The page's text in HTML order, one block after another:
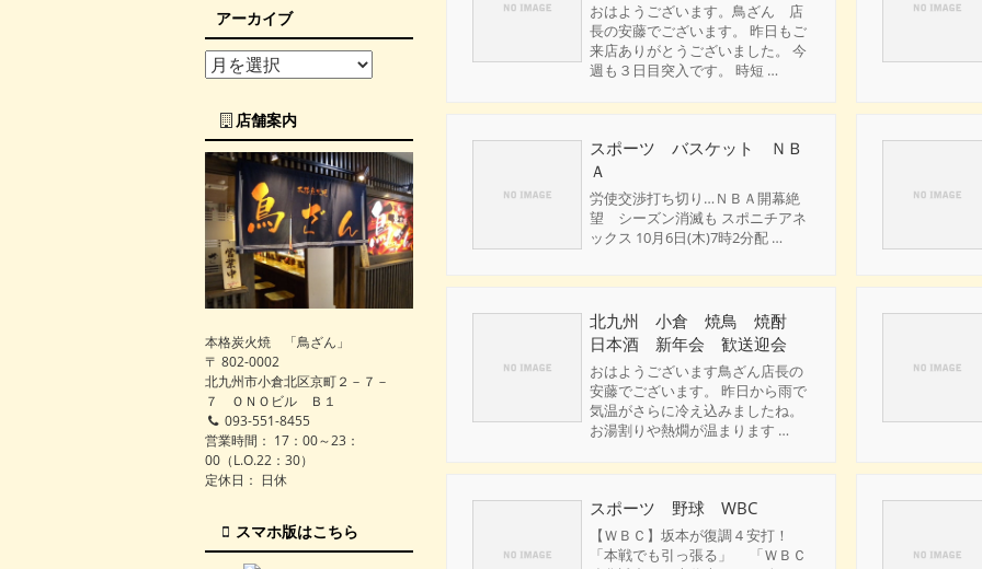
おはようございます。鳥ざん 店
長の安藤でございます。 昨日もご
来店ありがとうございました。 今
週も３日目突入です。 時短 …
スポーツ バスケット ＮＢ
Ａ
労使交渉打ち切り…ＮＢＡ開幕絶
望 シーズン消滅も スポニチアネ
ックス 10月6日(木)7時2分配 …
北九州 小倉 焼鳥 焼酎
日本酒 新年会 歓送迎会
おはようございます鳥ざん店長の
安藤でございます。 昨日から雨で
気温がさらに冷え込みましたね。
お湯割りや熱燗が温まります …
スポーツ 野球 WBC
【ＷＢＣ】坂本が復調４安打！
「本戦でも引っ張る」 「ＷＢＣ
アーカイブ
店舗案内
本格炭火焼 「鳥ざん」
〒 802-0002
北九州市小倉北区京町２－７－
７ ＯＮＯビル Ｂ１
093-551-8455
営業時間： 17：00～23：
00（L.O.22：30）
定休日： 日休
スマホ版はこちら